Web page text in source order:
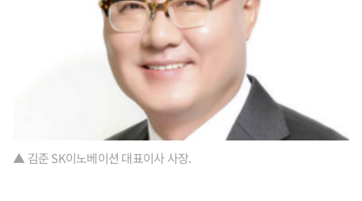
▲ 김준 SK이노베이션 대표이사 사장.